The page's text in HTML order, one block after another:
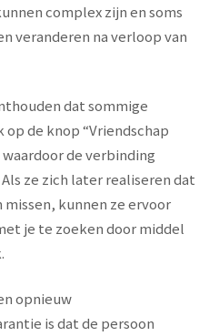
complex zijn en soms
veranderen na verloop van
dat sommige
de knop “Vriendschap
de verbinding
ze zich later realiseren dat
kunnen ze ervoor
je te zoeken door middel
opnieuw
is dat de persoon